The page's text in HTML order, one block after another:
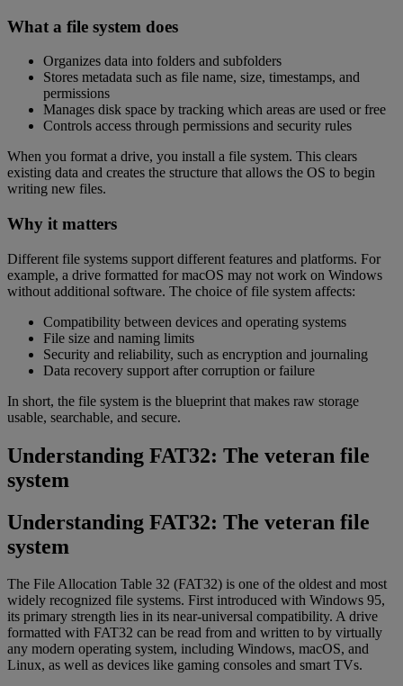
What a file system does
Organizes data into folders and subfolders
Stores metadata such as file name, size, timestamps, and
permissions
Manages disk space by tracking which areas are used or free
Controls access through permissions and security rules
When you format a drive, you install a file system. This clears
existing data and creates the structure that allows the OS to begin
writing new files.
Why it matters
Different file systems support different features and platforms. For
example, a drive formatted for macOS may not work on Windows
without additional software. The choice of file system affects:
Compatibility between devices and operating systems
File size and naming limits
Security and reliability, such as encryption and journaling
Data recovery support after corruption or failure
In short, the file system is the blueprint that makes raw storage
usable, searchable, and secure.
Understanding FAT32: The veteran file
system
Understanding FAT32: The veteran file
system
The File Allocation Table 32 (FAT32) is one of the oldest and most
widely recognized file systems. First introduced with Windows 95,
its primary strength lies in its near-universal compatibility. A drive
formatted with FAT32 can be read from and written to by virtually
any modern operating system, including Windows, macOS, and
Linux, as well as devices like gaming consoles and smart TVs.